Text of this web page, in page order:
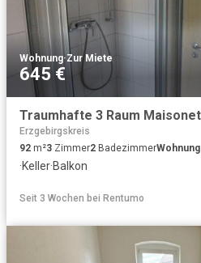
Wohnung·Zur Miete
645 €
Erzgebirgskreis
92 m²3 Zimmer2 BadezimmerWohnung
·Keller·Balkon
Seit 3 Wochen bei Rentumo